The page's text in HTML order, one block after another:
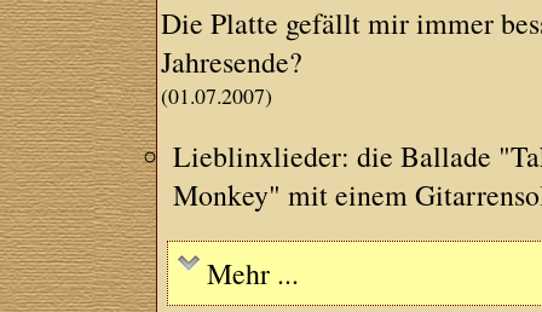
Die Platte gefällt mir immer
Jahresende?
(01.07.2007)
Lieblinxlieder: die Ballade
Monkey" mit einem
Mehr ...